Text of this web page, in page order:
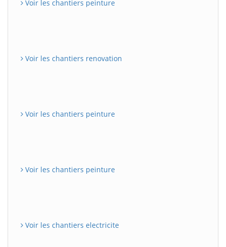
Voir les chantiers peinture
Voir les chantiers renovation
Voir les chantiers peinture
Voir les chantiers peinture
Voir les chantiers electricite